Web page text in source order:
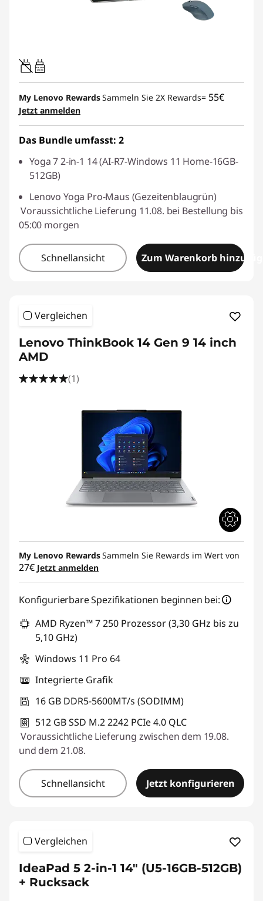
45W-65W
USB PD
My Lenovo RewardsSammeln Sie 2X Rewards= 55€
Jetzt anmelden
Das Bundle umfasst: 2
Yoga 7 2-in-1 14 (AI-R7-Windows 11 Home-16GB-
512GB)
Lenovo Yoga Pro-Maus (Gezeitenblaugrün)
Voraussichtliche Lieferung 11.08. bei Bestellung bis
05:00 morgen
Schnellansicht Zum Warenkorb
Vergleichen
Lenovo ThinkBook 14 Gen 9 14 inch
AMD
(1)
My Lenovo RewardsSammeln Sie Rewards im Wert von
27€ Jetzt anmelden
Konfigurierbare Spezifikationen beginnen bei:
AMD Ryzen™ 7 250 Prozessor (3,30 GHz bis zu
5,10 GHz)
Windows 11 Pro 64
Integrierte Grafik
16 GB DDR5-5600MT/s (SODIMM)
512 GB SSD M.2 2242 PCIe 4.0 QLC
Voraussichtliche Lieferung zwischen dem 19.08.
und dem 21.08.
Schnellansicht Jetzt konfigurieren
Vergleichen
IdeaPad 5 2-in-1 14" (U5-16GB-512GB)
+ Rucksack